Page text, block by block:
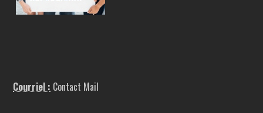
Courriel : Contact Mail